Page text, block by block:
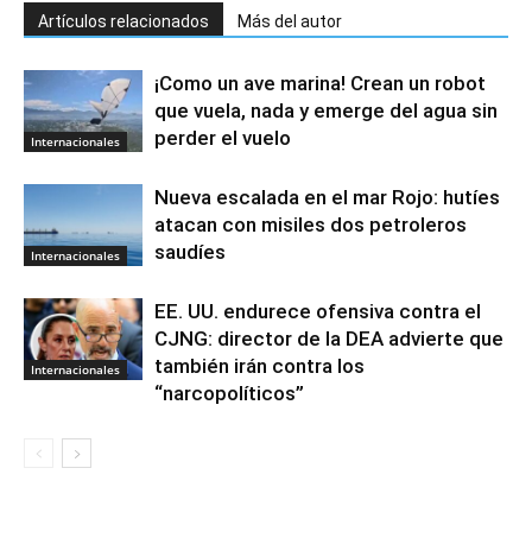
Artículos relacionados Más del autor
Internacionales
¡Como un ave marina! Crean un robot
que vuela, nada y emerge del agua sin
perder el vuelo
Internacionales
Nueva escalada en el mar Rojo: hutíes
atacan con misiles dos petroleros
saudíes
Internacionales
EE. UU. endurece ofensiva contra el
CJNG: director de la DEA advierte que
también irán contra los
“narcopolíticos”